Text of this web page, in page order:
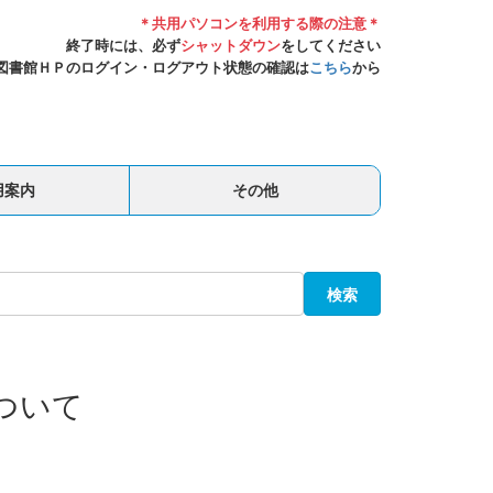
＊共用パソコンを利用する際の注意＊
終了時には、必ずシャットダウンをしてください
書館ＨＰのログイン・ログアウト状態の確認はこちらから
案内 その他
検索
いて